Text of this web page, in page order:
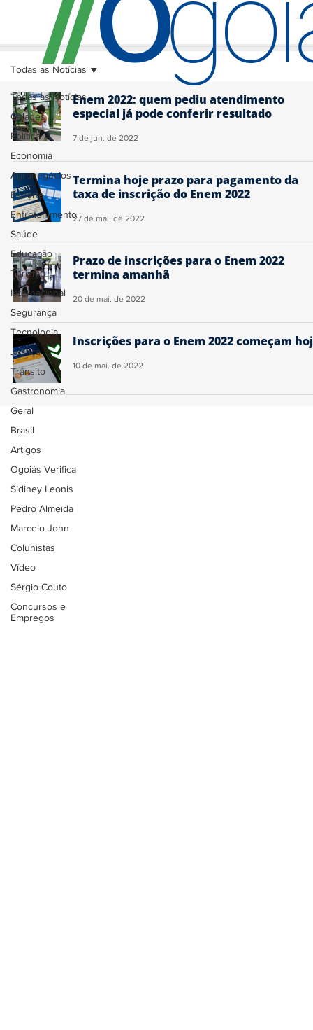
Todas as Notícias
Cidades
Política
Economia
Agronegócios
Esporte
Entretenimento
Saúde
Educação
Turismo
Internacional
Segurança
Tecnologia
Justiça
Trânsito
Gastronomia
Geral
Brasil
Artigos
Ogoiás Verifica
Sidiney Leonis
Pedro Almeida
Marcelo John
Colunistas
Vídeo
Sérgio Couto
Concursos e
Empregos
Todas as Notícias
Enem 2022: quem pediu atendimento
especial já pode conferir resultado
7 de jun. de 2022
Termina hoje prazo para pagamento da
taxa de inscrição do Enem 2022
27 de mai. de 2022
Prazo de inscrições para o Enem 2022
termina amanhã
20 de mai. de 2022
Inscrições para o Enem 2022 começam
10 de mai. de 2022